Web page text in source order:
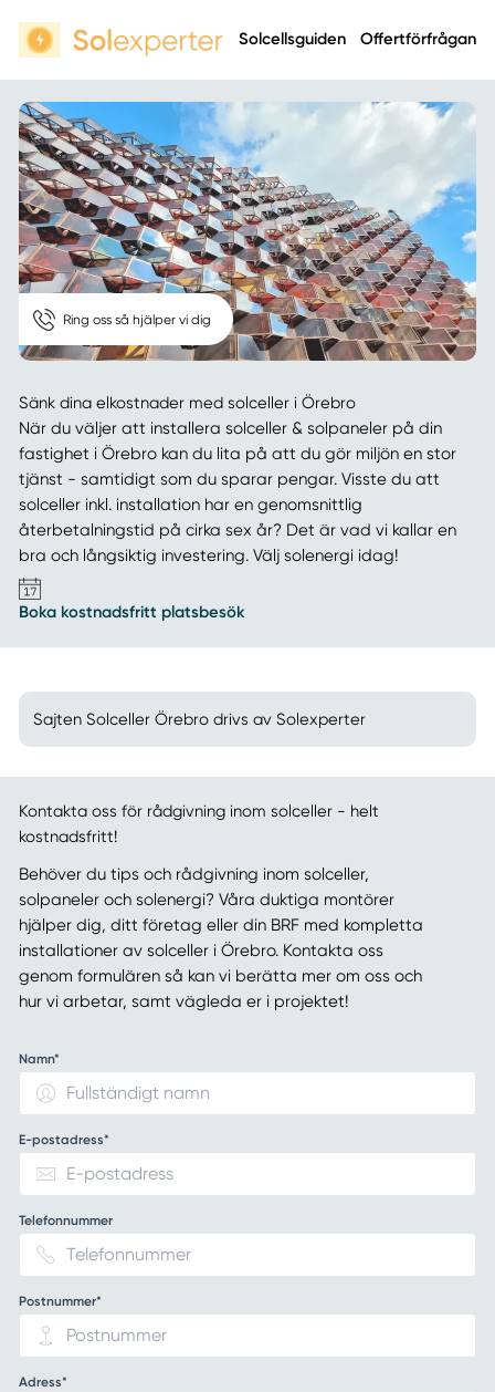
Solcellsguiden Offertförfrågan
Sänk dina elkostnader med solceller i Örebro
När du väljer att installera solceller & solpaneler på din
fastighet i Örebro kan du lita på att du gör miljön en stor
tjänst - samtidigt som du sparar pengar. Visste du att
solceller inkl. installation har en genomsnittlig
återbetalningstid på cirka sex år? Det är vad vi kallar en
bra och långsiktig investering. Välj solenergi idag!
Boka kostnadsfritt platsbesök
Ring oss så hjälper vi dig
Sajten Solceller Örebro drivs av Solexperter
Kontakta oss för rådgivning inom solceller - helt
kostnadsfritt!
Behöver du tips och rådgivning inom solceller,
solpaneler och solenergi? Våra duktiga montörer
hjälper dig, ditt företag eller din BRF med kompletta
installationer av solceller i Örebro. Kontakta oss
genom formulären så kan vi berätta mer om oss och
hur vi arbetar, samt vägleda er i projektet!
Namn*
E-postadress*
Telefonnummer
Postnummer*
Adress*